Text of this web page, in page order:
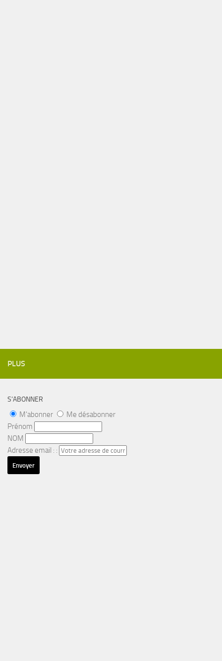
PLUS
S’ABONNER
M'abonner
Me désabonner
Prénom
NOM
Adresse email : :